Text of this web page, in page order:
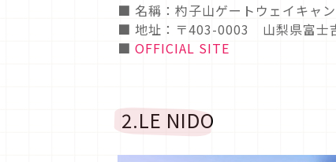
■ 名稱：杓子山ゲートウェイキャ
■ 地址：〒403-0003 山梨県富士
■ OFFICIAL SITE
2.LE NIDO